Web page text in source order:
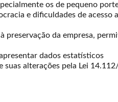
os de pequeno
e dificuldades de acesso a
preservação da empresa,
dados estatísticos
suas alterações pela Lei